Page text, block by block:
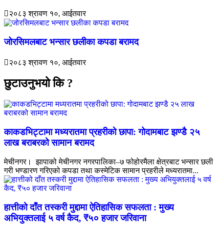
२०८३ श्रावण १०, आईतवार
जोरसिमलबाट भन्सार छलीका कपडा बरामद
२०८३ श्रावण १०, आईतवार
छुटाउनुभयो कि ?
काकडभिट्टामा मध्यरातमा प्रहरीको छापा: गोदामबाट झण्डै २५
लाख बराबरको सामान बरामद
मेचीनगर। झापाको मेचीनगर नगरपालिका–७ फोहोरमैला क्षेत्रबाट भन्सार छली
गरी भण्डारण गरिएको कपडा तथा कस्मेटिक सामान प्रहरीले मध्यरातमा...
हात्तीको दाँत तस्करी मुद्दामा ऐतिहासिक सफलता : मुख्य
अभियुक्तलाई ५ वर्ष कैद, ₹५० हजार जरिवाना